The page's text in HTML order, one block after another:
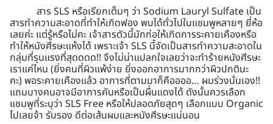
สาร SLS หรือเรียกเต็มๆ ว่า Sodium Lauryl Sulfate เป็น
สารทำความสะอาดที่ทำให้เกิดฟอง พบได้ทั่วไปในแชมพูหลายๆ ยี่ห้อ
เลยค่ะ แต่รู้หรือไม่คะ เจ้าสารตัวนี้มักก่อให้เกิดการระคายเคืองหรือ
ทำให้หนังศีรษะแห้งได้ เพราะเจ้า SLS นี้จัดเป็นสารทำความสะอาดใน
กลุ่มที่รุนแรงที่สุดดดด!! จึงไม่น่าแปลกใจเลยว่าจะทำร้ายหนังศีรษะ
เราแค่ไหน (ยิ่งคนที่ผิวแพ้ง่าย ยิ่งออกอาการมากกว่าผิวปกตินะ
คะ) พอระคายเคืองแล้ว อาการที่ตามมาก็คืออออ… ผมร่วงนั่นเอง!!
แถมบางคนอาจมีอาการคันหรือเป็นผื่นแดงได้ ดังนั้นควรเลือก
แชมพูที่ระบุว่า SLS Free หรือให้ปลอดภัยสุดๆ เลือกแบบ Organic
ไปเลยจ้า รับรอง ดีต่อเส้นผมและหนังศีรษะแน่นอน